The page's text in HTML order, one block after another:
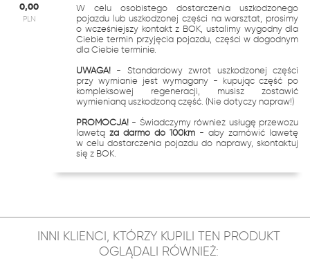
0,00
PLN
W celu osobistego dostarczenia uszkodzonego
pojazdu lub uszkodzonej części na warsztat, prosimy
o wcześniejszy kontakt z BOK, ustalimy wygodny dla
Ciebie termin przyjęcia pojazdu, części w dogodnym
dla Ciebie terminie.
UWAGA! - Standardowy zwrot uszkodzonej części
przy wymianie jest wymagany - kupując część po
kompleksowej regeneracji, musisz zostawić
wymienianą uszkodzoną część. (Nie dotyczy napraw!)
PROMOCJA! - Świadczymy również usługę przewozu
lawetąza darmo do 100km - aby zamówić lawetę
w celu dostarczenia pojazdu do naprawy, skontaktuj
się z BOK.
INNI KLIENCI, KTÓRZY KUPILI TEN PRODUKT
OGLĄDALI RÓWNIEŻ: